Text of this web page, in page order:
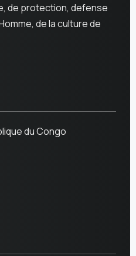
de protection, defense
de la culture de
du Congo